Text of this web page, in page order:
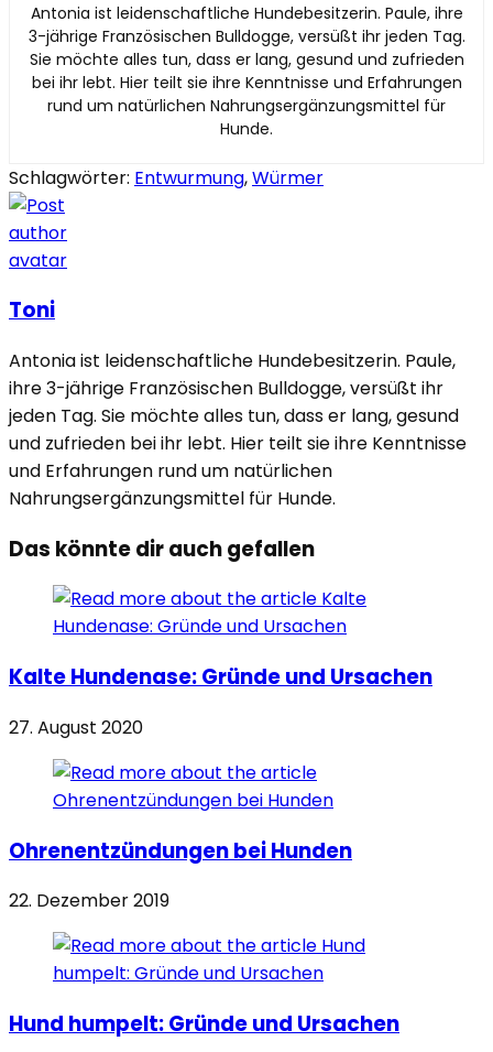
Antonia ist leidenschaftliche Hundebesitzerin. Paule, ihre
3-jährige Französischen Bulldogge, versüßt ihr jeden Tag.
Sie möchte alles tun, dass er lang, gesund und zufrieden
bei ihr lebt. Hier teilt sie ihre Kenntnisse und Erfahrungen
rund um natürlichen Nahrungsergänzungsmittel für
Hunde.
Schlagwörter: Entwurmung,Würmer
Toni
Antonia ist leidenschaftliche Hundebesitzerin. Paule,
ihre 3-jährige Französischen Bulldogge, versüßt ihr
jeden Tag. Sie möchte alles tun, dass er lang, gesund
und zufrieden bei ihr lebt. Hier teilt sie ihre Kenntnisse
und Erfahrungen rund um natürlichen
Nahrungsergänzungsmittel für Hunde.
Das könnte dir auch gefallen
Kalte Hundenase: Gründe und Ursachen
27. August 2020
Ohrenentzündungen bei Hunden
22. Dezember 2019
Hund humpelt: Gründe und Ursachen